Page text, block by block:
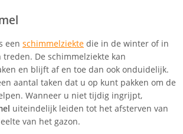
een schimmelziekte die in de winter of in
De schimmelziekte kan
en blijft af en toe dan ook onduidelijk.
aantal taken dat u op kunt pakken om de
Wanneer u niet tijdig ingrijpt,
uiteindelijk leiden tot het afsterven van
van het gazon.